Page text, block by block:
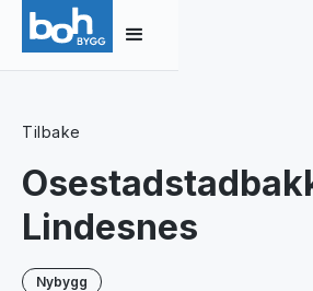
Tilbake
Lindesnes
Nybygg